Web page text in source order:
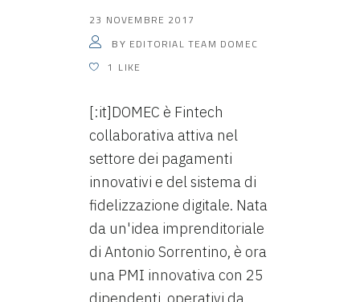
23 NOVEMBRE 2017
BY EDITORIAL TEAM DOMEC
1 LIKE
[:it]DOMEC è Fintech
collaborativa attiva nel
settore dei pagamenti
innovativi e del sistema di
fidelizzazione digitale. Nata
da un'idea imprenditoriale
di Antonio Sorrentino, è ora
una PMI innovativa con 25
dipendenti, operativi da